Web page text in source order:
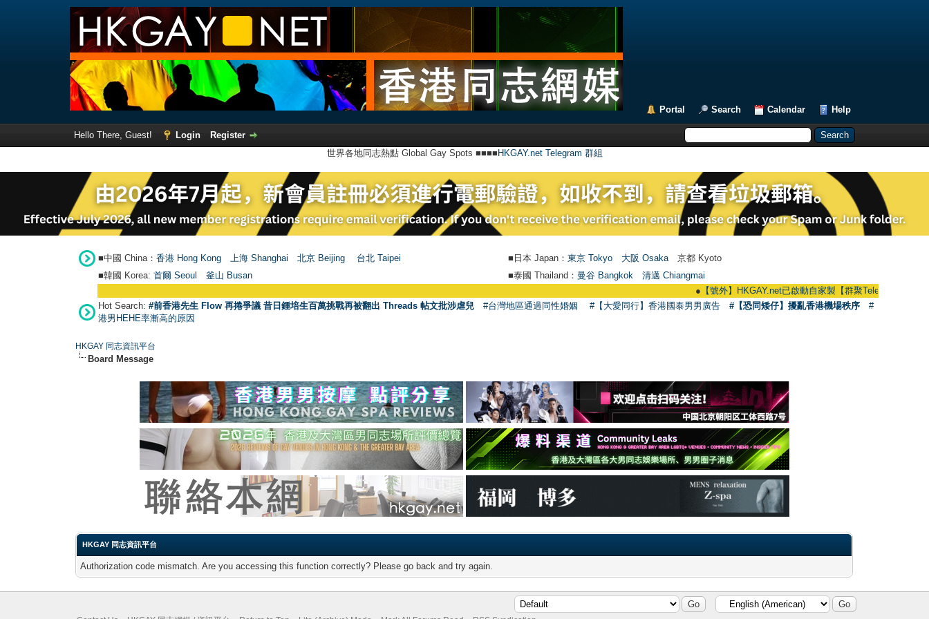
Portal Search Calendar Help
Hello There, Guest! Login
Register
世界各地同志熱點 Global Gay Spots ■■■■ HKGAY.net Telegram 群組
■中國 China： 香港 Hong Kong 上海 Shanghai 北京 Beijing 台北 Taipei ■日本 Japan： 東京 Tokyo 大阪 Osaka 京都 Kyoto
■韓國 Korea: 首爾 Seou 釜山 Busan ■泰國 Thailand： 曼谷 Bangkok
清邁 Chiangmai
【號外】HKGAY.net已啟動自家製【群聚Telegram群組】
Hot Search: #前香港先生 Flow 再捲爭議 昔日鍾培生百萬挑戰再被翻出 Threads 帖文批涉虐兒 #台灣地區通過同性婚姻 #【大愛同行】香港國泰男男廣告 #【恐同矮仔】擾亂香港機場秩序
#
港男HEHE率漸高的原因
HKGAY 同志資訊平台
Board Message
HKGAY 同志資訊平台
Authorization code mismatch. Are you accessing this function correctly? Please go back and try again.